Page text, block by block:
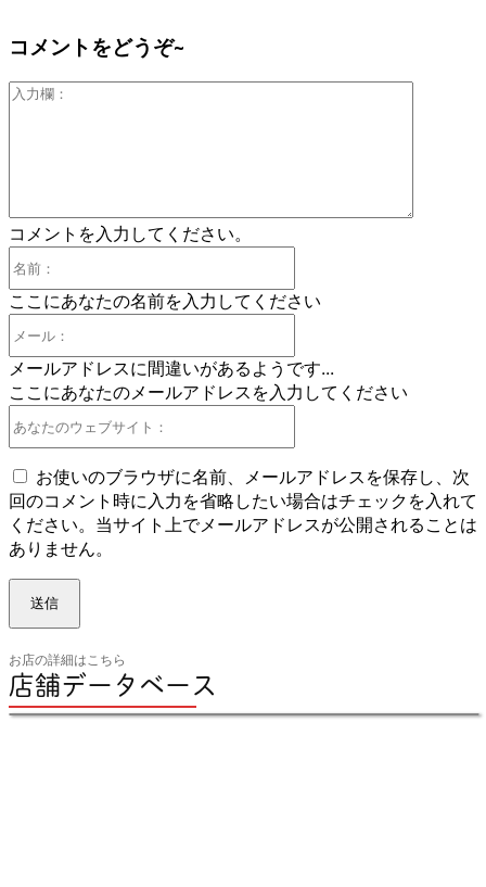
コメントをどうぞ~
コメントを入力してください。
ここにあなたの名前を入力してください
ル：
メールアドレスに間違いがあるようです...
ここにあなたのメールアドレスを入力してください
の
ウ
ェ
お使いのブラウザに名前、メールアドレスを保存し、次
回のコメント時に入力を省略したい場合はチェックを入れて
ください。当サイト上でメールアドレスが公開されることは
ありません。
店舗データベース
お店の詳細はこちら